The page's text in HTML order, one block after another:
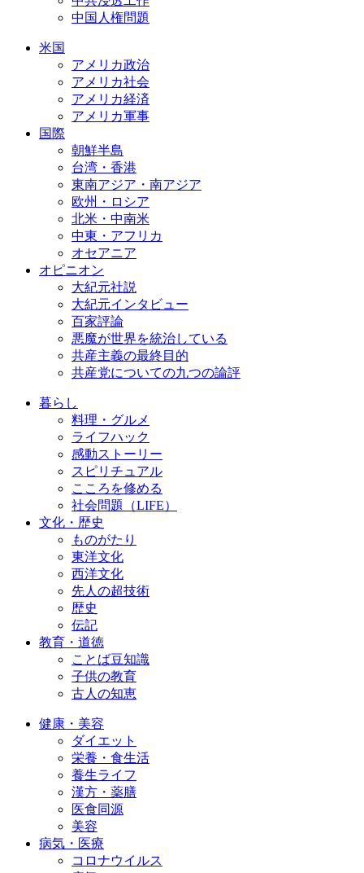
中国人権問題
米国
アメリカ政治
アメリカ社会
アメリカ経済
アメリカ軍事
国際
朝鮮半島
台湾・香港
東南アジア・南アジア
欧州・ロシア
北米・中南米
中東・アフリカ
オセアニア
オピニオン
大紀元社説
大紀元インタビュー
百家評論
悪魔が世界を統治している
共産主義の最終目的
共産党についての九つの論評
暮らし
料理・グルメ
ライフハック
感動ストーリー
スピリチュアル
こころを修める
社会問題（LIFE）
文化・歴史
ものがたり
東洋文化
西洋文化
先人の超技術
歴史
伝記
教育・道徳
ことば豆知識
子供の教育
古人の知恵
健康・美容
ダイエット
栄養・食生活
養生ライフ
漢方・薬膳
医食同源
美容
病気・医療
コロナウイルス